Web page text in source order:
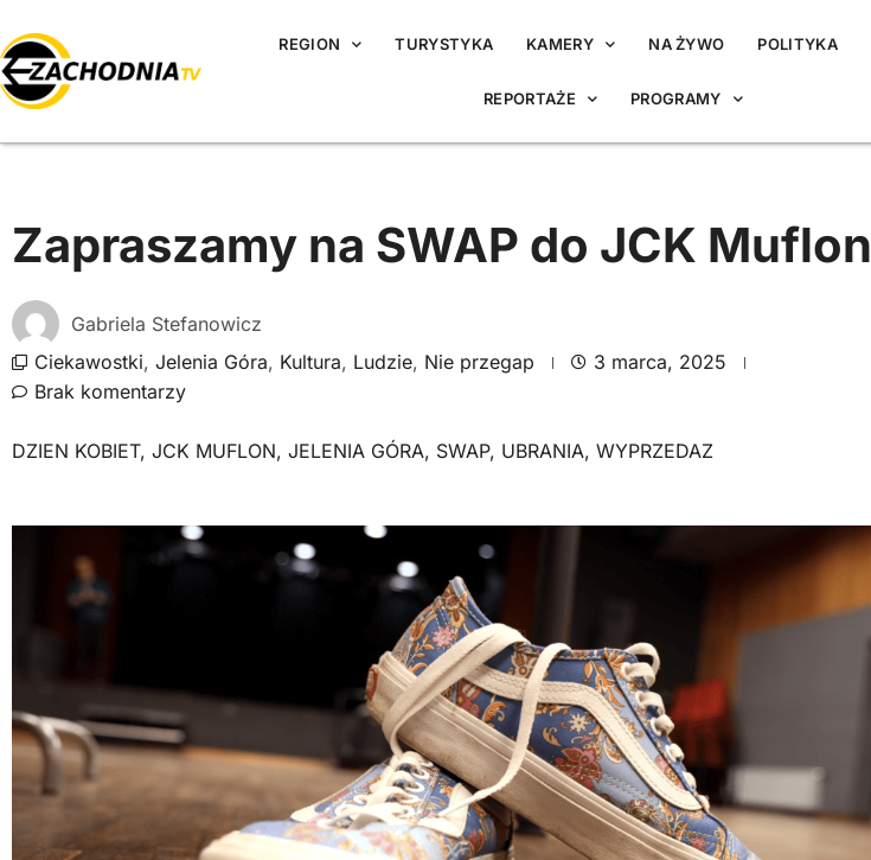
REGION TURYSTYKA KAMERY NA ŻYWO POLITYKA
REPORTAŻE PROGRAMY
Zapraszamy na SWAP do JCK Muflon
Gabriela Stefanowicz
Ciekawostki, Jelenia Góra, Kultura, Ludzie, Nie przegap
3 marca, 2025
Brak komentarzy
DZIEN KOBIET, JCK MUFLON, JELENIA GÓRA, SWAP, UBRANIA, WYPRZEDAZ